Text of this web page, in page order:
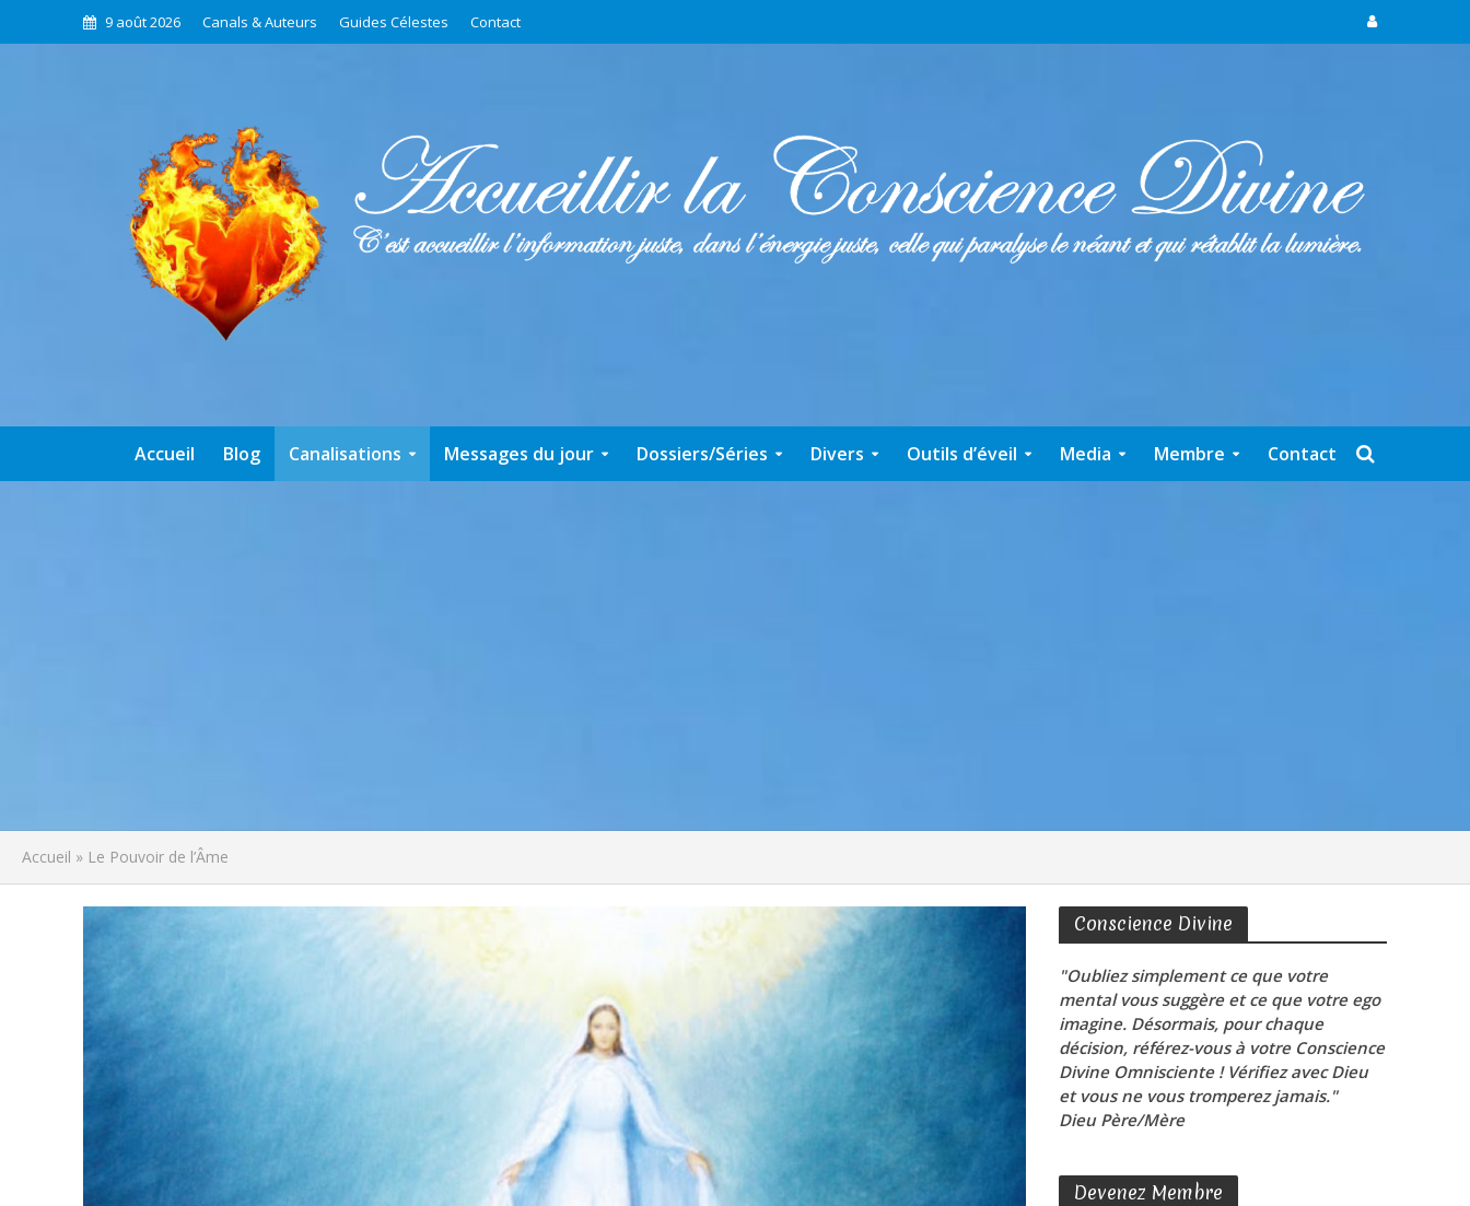
9 août 2026 Canals & Auteurs Guides Célestes Contact
Accueil Blog Canalisations Messages du jour Dossiers/Séries Divers Outils d’éveil Media Membre Contact
Accueil » Le Pouvoir de l’Âme
Conscience Divine
"Oubliez simplement ce que votre
mental vous suggère et ce que votre ego
imagine. Désormais, pour chaque
décision, référez-vous à votre Conscience
Divine Omnisciente ! Vérifiez avec Dieu
et vous ne vous tromperez jamais."
Dieu Père/Mère
Devenez Membre